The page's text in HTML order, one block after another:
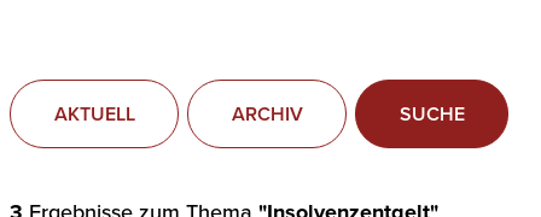
AKTUELL ARCHIV SUCHE